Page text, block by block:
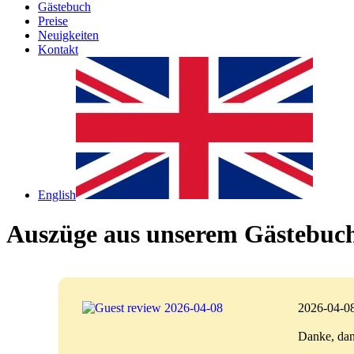
Gästebuch
Preise
Neuigkeiten
Kontakt
English
Auszüge aus unserem
2026-04-
Danke,